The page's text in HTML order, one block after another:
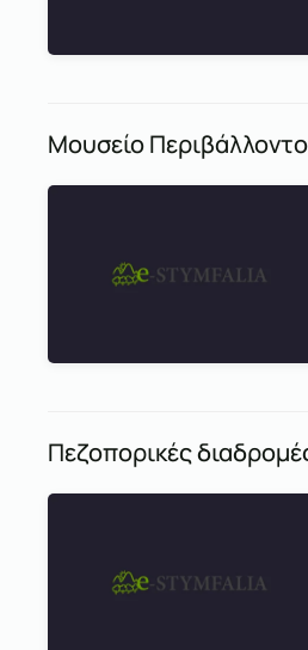
Mουσείο
Πεζοπορικές